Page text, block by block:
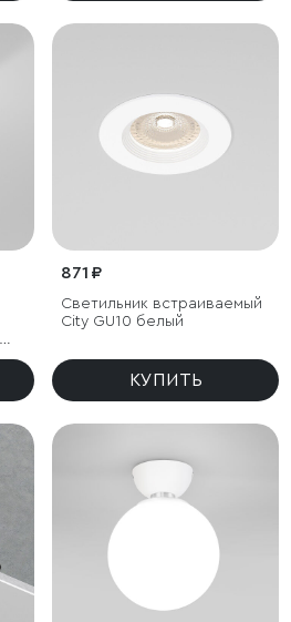
871 ₽
Светильник встраиваемый
City GU10 белый
КУПИТЬ